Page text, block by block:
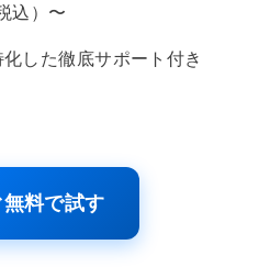
込）〜
した徹底サポート付き
料で試す